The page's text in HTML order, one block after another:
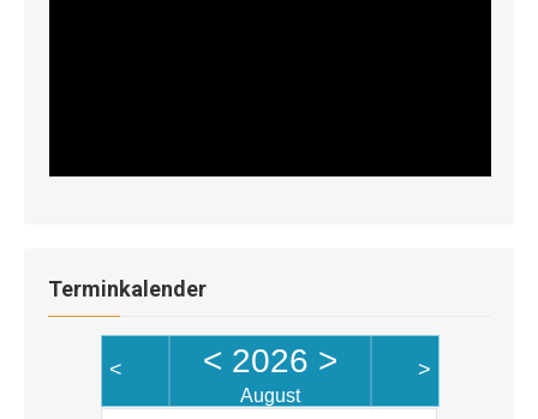
Terminkalender
< < 2026 >
August
>